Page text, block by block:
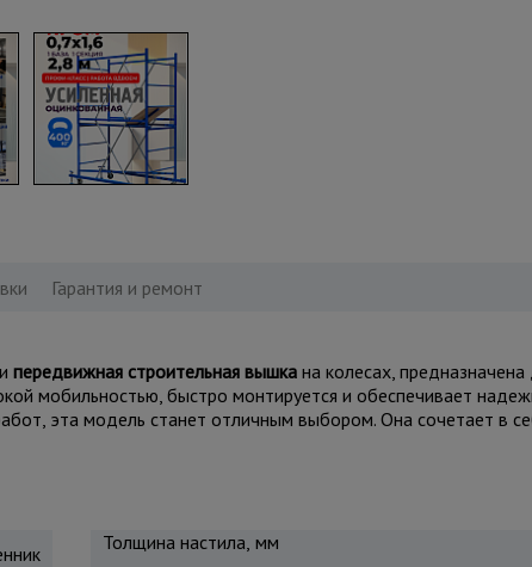
Гарантия и ремонт
передвижная строительная вышкана колесах,
мобильностью, быстро монтируется и обеспечивает
эта модель станет отличным выбором. Она сочетает в
Толщина настила, мм